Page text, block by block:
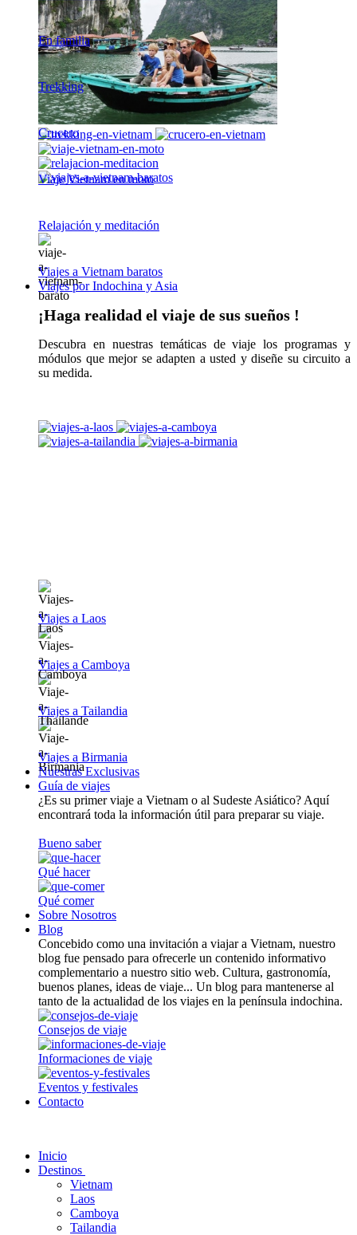
En familia
Trekking
Crucero
Viaje Vietnam en moto
Relajación y meditación
Viajes a Vietnam baratos
Viajes por Indochina y Asia
¡Haga realidad el viaje de sus sueños !
Descubra en nuestras temáticas de viaje los programas y
módulos que mejor se adapten a usted y diseñe su circuito a
su medida.
Viajes a Laos
Viajes a Camboya
Viajes a Tailandia
Viajes a Birmania
Nuestras Exclusivas
Guía de viajes
¿Es su primer viaje a Vietnam o al Sudeste Asiático? Aquí
encontrará toda la información útil para preparar su viaje.
Bueno saber
Qué hacer
Qué comer
Sobre Nosotros
Blog
Concebido como una invitación a viajar a Vietnam, nuestro
blog fue pensado para ofrecerle un contenido informativo
complementario a nuestro sitio web. Cultura, gastronomía,
buenos planes, ideas de viaje... Un blog para mantenerse al
tanto de la actualidad de los viajes en la península indochina.
Consejos de viaje
Informaciones de viaje
Eventos y festivales
Contacto
Inicio
Destinos
Vietnam
Laos
Camboya
Tailandia